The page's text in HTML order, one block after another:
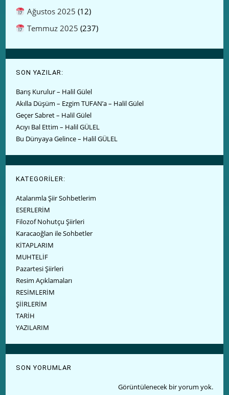
Ağustos 2025 (12)
Temmuz 2025 (237)
SON YAZILAR:
Barış Kurulur – Halil Gülel
Akılla Düşüm – Ezgim TUFAN’a – Halil Gülel
Geçer Sabret – Halil Gülel
Acıyı Bal Ettim – Halil GÜLEL
Bu Dünyaya Gelince – Halil GÜLEL
KATEGORİLER:
Atalarımla Şiir Sohbetlerim
ESERLERİM
Filozof Nohutçu Şiirleri
Karacaoğlan ile Sohbetler
KİTAPLARIM
MUHTELİF
Pazartesi Şiirleri
Resim Açıklamaları
RESİMLERİM
ŞİİRLERİM
TARİH
YAZILARIM
SON YORUMLAR
Görüntülenecek bir yorum yok.